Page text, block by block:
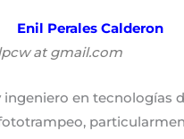
Enil Perales Calderon
at gmail.com
ingeniero en tecnologías